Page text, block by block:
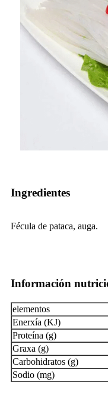
Ingredientes
Fécula de pataca, auga.
Información
elementos
Enerxía (KJ)
Proteína (g)
Graxa (g)
Carbohidratos (g)
Sodio (mg)